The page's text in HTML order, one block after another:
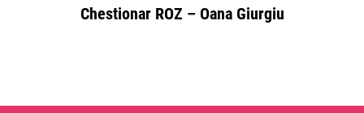
Chestionar ROZ – Oana Giurgiu